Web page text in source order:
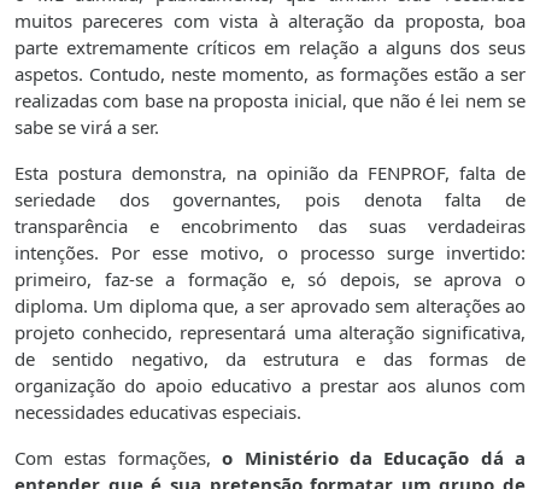
muitos pareceres com vista à alteração da proposta, boa
parte extremamente críticos em relação a alguns dos seus
aspetos. Contudo, neste momento, as formações estão a ser
realizadas com base na proposta inicial, que não é lei nem se
sabe se virá a ser.
Esta postura demonstra, na opinião da FENPROF, falta de
seriedade dos governantes, pois denota falta de
transparência e encobrimento das suas verdadeiras
intenções. Por esse motivo, o processo surge invertido:
primeiro, faz-se a formação e, só depois, se aprova o
diploma. Um diploma que, a ser aprovado sem alterações ao
projeto conhecido, representará uma alteração significativa,
de sentido negativo, da estrutura e das formas de
organização do apoio educativo a prestar aos alunos com
necessidades educativas especiais.
Com estas formações,o Ministério da Educação dá a